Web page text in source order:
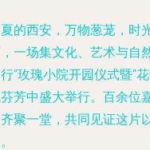
的西安，万物葱茏，时
一场集文化、艺术与自
”玫瑰小院开园仪式暨“
芳中盛大举行。百余位
聚一堂，共同见证这片